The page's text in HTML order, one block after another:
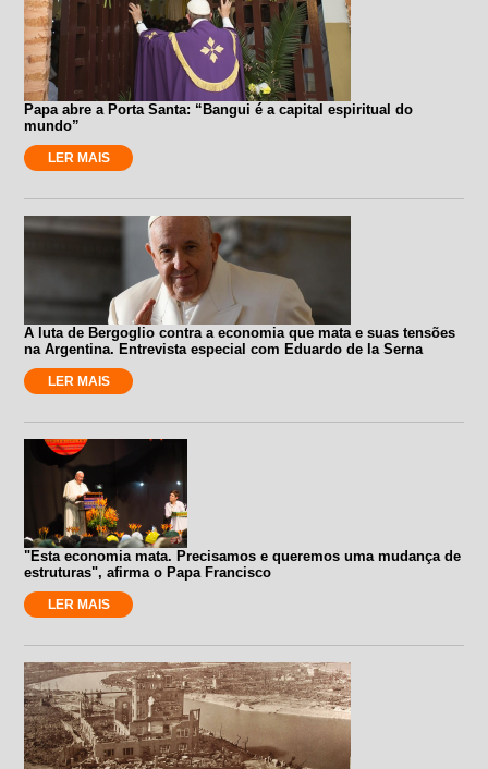
Papa abre a Porta Santa: “Bangui é a capital espiritual do
mundo”
LER MAIS
A luta de Bergoglio contra a economia que mata e suas tensões
na Argentina. Entrevista especial com Eduardo de la Serna
LER MAIS
"Esta economia mata. Precisamos e queremos uma mudança de
estruturas", afirma o Papa Francisco
LER MAIS